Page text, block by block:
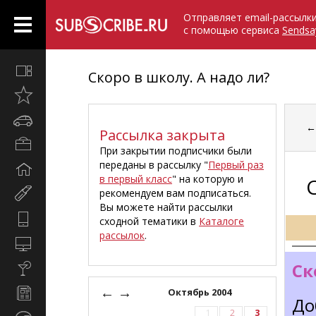
Отправляет email-рассылки
с помощью сервиса
недавно
Компьютеры
Культура,
Скоро в школу. А надо ли?
Рассылка закрыта
При закрытии подписчики были
переданы в рассылку "Первый раз
в первый класс" на которую и
рекомендуем вам подписаться.
Вы можете найти рассылки
сходной тематики в Каталоге
рассылок.
← Октябрь 2004
→
1 2
3
←